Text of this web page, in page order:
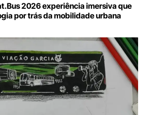
2026 experiência imersiva que
por trás da mobilidade urbana